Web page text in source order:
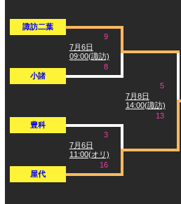
諏訪二葉
小諸
豊科
屋代
7月6日
09:00(諏訪)
9
8
7月6日
11:00(オリ)
3
16
7月8日
14:00(諏訪)
5
13